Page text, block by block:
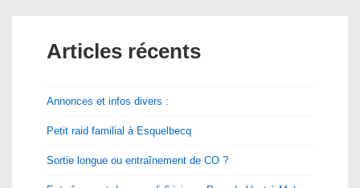
Articles récents
Annonces et infos divers :
Petit raid familial à Esquelbecq
Sortie longue ou entraînement de CO ?